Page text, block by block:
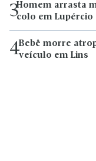
3Homem arrasta
colo em Lupércio
4Bebê morre
veículo em Lins